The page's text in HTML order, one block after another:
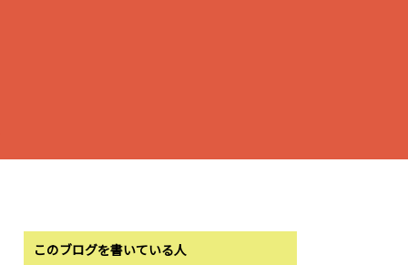
このブログを書いている人